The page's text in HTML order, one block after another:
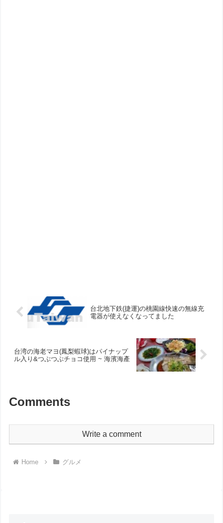
台北地下鉄(捷運)の桃園線快速の無線充
電器が使えなくなってました
台湾の海老マヨ(鳳梨蝦球)はパイナップ
ル入り&つぶつぶチョコ使用 ~ 海濱海產
Comments
Write a comment
Home グルメ